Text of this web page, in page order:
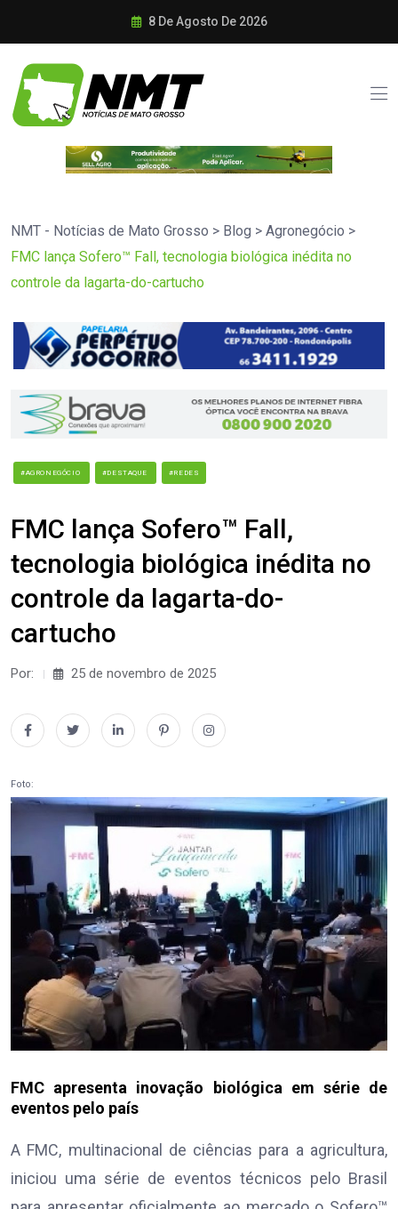
8 De Agosto De 2026
NMT - Notícias de Mato Grosso > Blog > Agronegócio >
FMC lança Sofero™ Fall, tecnologia biológica inédita no
controle da lagarta-do-cartucho
#AGRONEGÓCIO #DESTAQUE #REDES
FMC lança Sofero™ Fall,
tecnologia biológica inédita no
controle da lagarta-do-
cartucho
Por: 25 de novembro de 2025
Foto:
FMC apresenta inovação biológica em série de
eventos pelo país
A FMC, multinacional de ciências para a agricultura,
iniciou uma série de eventos técnicos pelo Brasil